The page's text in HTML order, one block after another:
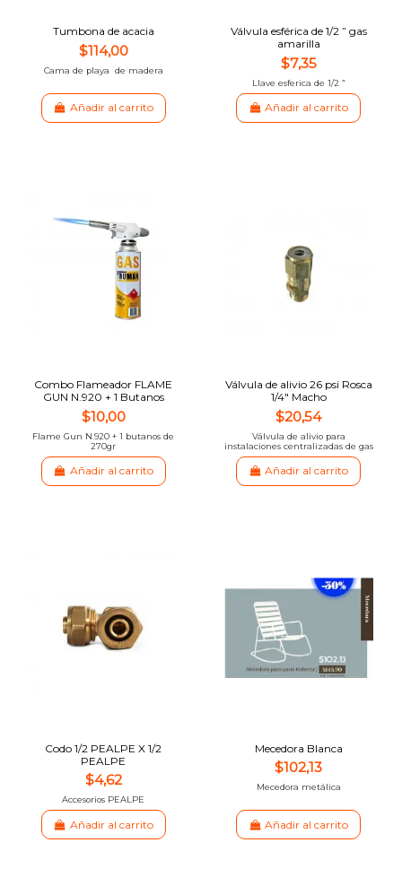
Tumbona de acacia
$114,00
Cama de playa de madera
Añadir al carrito
Válvula esférica de 1/2 ” gas
amarilla
$7,35
Llave esferica de 1/2 ”
Añadir al carrito
Combo Flameador FLAME
GUN N.920 + 1 Butanos
$10,00
Flame Gun N.920 + 1 butanos de
270gr
Añadir al carrito
Válvula de alivio 26 psi Rosca
1/4" Macho
$20,54
Válvula de alivio para
instalaciones centralizadas de gas
Añadir al carrito
Codo 1/2 PEALPE X 1/2
PEALPE
$4,62
Accesorios PEALPE
Añadir al carrito
Mecedora Blanca
$102,13
Mecedora metálica
Añadir al carrito